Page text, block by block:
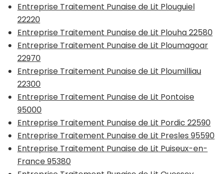
Entreprise Traitement Punaise de Lit Plouguiel
22220
Entreprise Traitement Punaise de Lit Plouha 22580
Entreprise Traitement Punaise de Lit Ploumagoar
22970
Entreprise Traitement Punaise de Lit Ploumilliau
22300
Entreprise Traitement Punaise de Lit Pontoise
95000
Entreprise Traitement Punaise de Lit Pordic 22590
Entreprise Traitement Punaise de Lit Presles 95590
Entreprise Traitement Punaise de Lit Puiseux-en-
France 95380